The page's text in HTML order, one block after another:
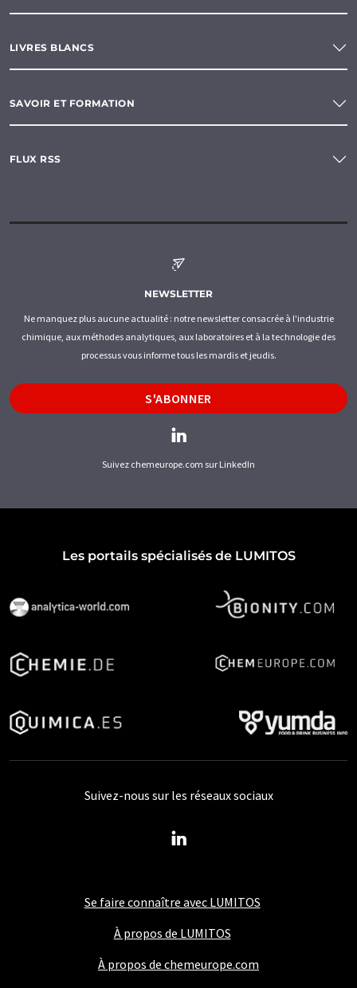
LIVRES BLANCS
SAVOIR ET FORMATION
FLUX RSS
NEWSLETTER
Ne manquez plus aucune actualité : notre newsletter consacrée à l'industrie
chimique, aux méthodes analytiques, aux laboratoires et à la technologie des
processus vous informe tous les mardis et jeudis.
S'ABONNER
Suivez chemeurope.com sur LinkedIn
Les portails spécialisés de LUMITOS
Se faire connaître avec LUMITOS
À propos de LUMITOS
À propos de chemeurope.com
Suivez-nous sur les réseaux sociaux